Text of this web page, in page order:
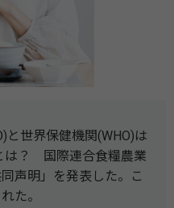
世界保健機関(WHO)は
は？ 国際連合食糧農業
声明」を発表した。こ
た。